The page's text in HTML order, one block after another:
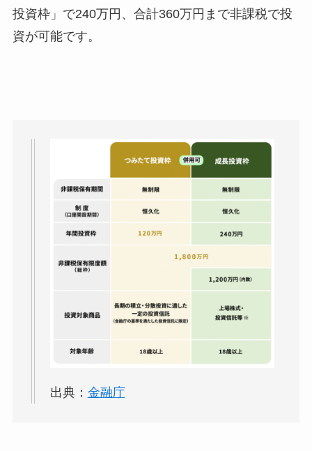
投資枠」で240万円、合計360万円まで非課税で投
資が可能です。
出典： 金融庁